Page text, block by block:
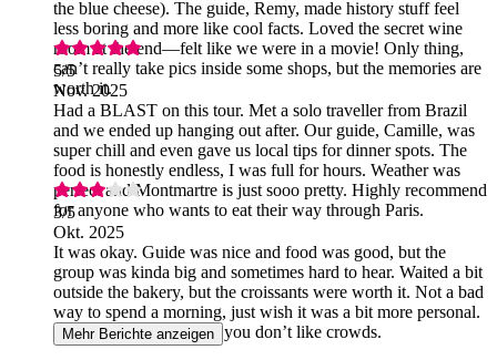
the blue cheese). The guide, Remy, made history stuff feel
less boring and more like cool facts. Loved the secret wine
room at the end—felt like we were in a movie! Only thing,
can’t really take pics inside some shops, but the memories are
worth it.
5/5
Nov. 2025
Had a BLAST on this tour. Met a solo traveller from Brazil
and we ended up hanging out after. Our guide, Camille, was
super chill and even gave us local tips for dinner spots. The
food is honestly endless, I was full for hours. Weather was
perfect and Montmartre is just sooo pretty. Highly recommend
for anyone who wants to eat their way through Paris.
3/5
Okt. 2025
It was okay. Guide was nice and food was good, but the
group was kinda big and sometimes hard to hear. Waited a bit
outside the bakery, but the croissants were worth it. Not a bad
way to spend a morning, just wish it was a bit more personal.
Maybe try a weekday if you don’t like crowds.
Mehr Berichte anzeigen